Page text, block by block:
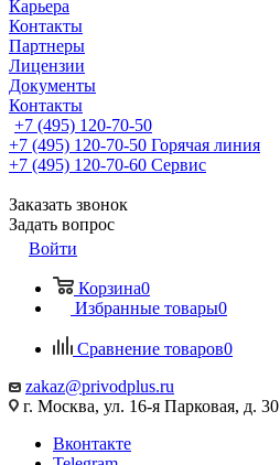
Карьера
Контакты
Партнеры
Лицензии
Документы
Контакты
+7 (495) 120-70-50
+7 (495) 120-70-50 Горячая линия
+7 (495) 120-70-60 Сервис
Заказать звонок
Задать вопрос
Войти
Корзина0
Избранные товары0
Сравнение товаров0
zakaz@privodplus.ru
г. Москва, ул. 16-я Парковая, д. 30
Вконтакте